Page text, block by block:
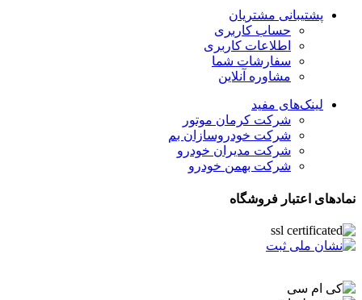
پشتیبانی مشتریان
حساب کاربری
اطلاعات کاربری
سفارشات شما
مشاوره آنلاین
لینک‌های مفید
شرکت کرمان موتور
شرکت خودروسازان بم
شرکت مدیران خودرو
شرکت بهمن خودرو
نمادهای اعتبار فروشگاه